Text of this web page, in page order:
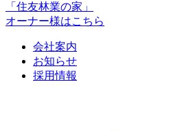
「住友林業の家」
オーナー様はこちら
会社案内
お知らせ
採用情報